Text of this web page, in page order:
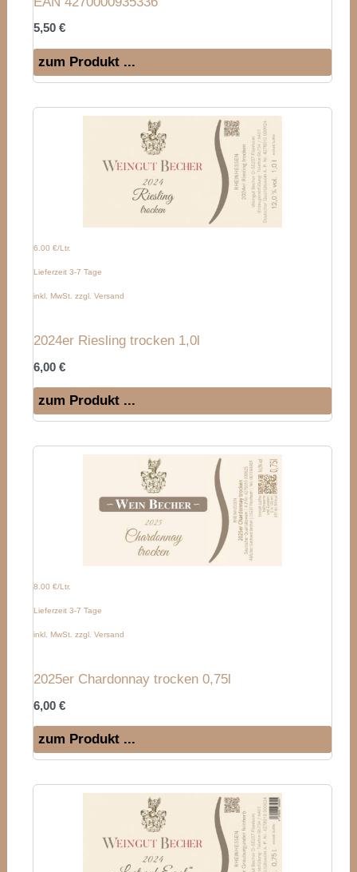
5,50€
zum Produkt ...
6.00 €/Ltr.
Lieferzeit 3-7 Tage
inkl. MwSt. zzgl. Versand
2024er Riesling trocken 1,0l
6,00€
zum Produkt ...
8.00 €/Ltr.
Lieferzeit 3-7 Tage
inkl. MwSt. zzgl. Versand
2025er Chardonnay trocken 0,75l
6,00€
zum Produkt ...